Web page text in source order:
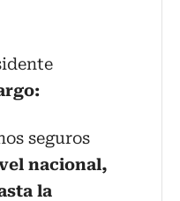
seguros
nacional,
la